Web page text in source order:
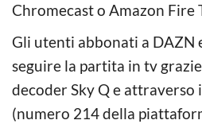
Chromecast o Amazon Fire
Gli utenti abbonati a DAZN
seguire la partita in tv
decoder Sky Q e attraverso
(numero 214 della